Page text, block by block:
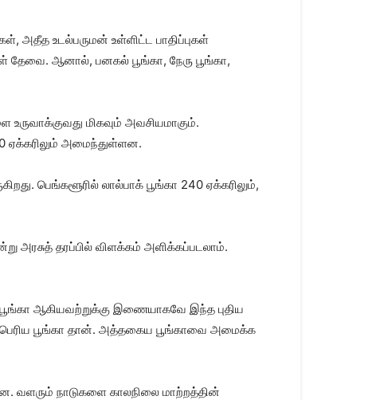
அதீத உடல்பருமன் உள்ளிட்ட பாதிப்புகள்
தேவை. ஆனால், பனகல் பூங்கா, நேரு பூங்கா,
மிகவும் அவசியமாகும்.
ஏக்கரிலும் அமைந்துள்ளன.
பெங்களூரில் லால்பாக் பூங்கா 240 ஏக்கரிலும்,
அரசுத் தரப்பில் விளக்கம் அளிக்கப்படலாம்.
ஆகியவற்றுக்கு இணையாகவே இந்த புதிய
பூங்கா தான். அத்தகைய பூங்காவை அமைக்க
வளரும் நாடுகளை காலநிலை மாற்றத்தின்